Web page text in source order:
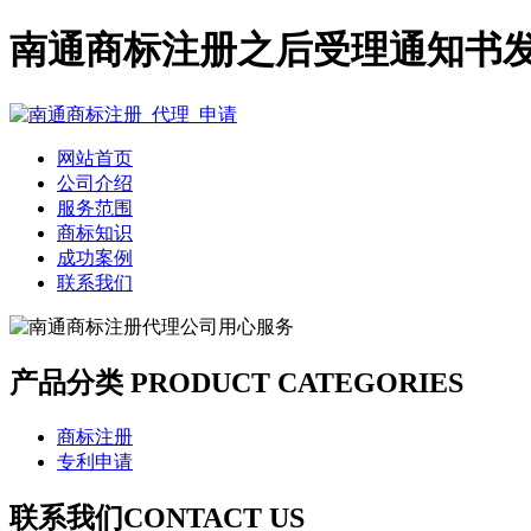
南通商标注册之后受理通知书
网站首页
公司介绍
服务范围
商标知识
成功案例
联系我们
产品分类 PRODUCT CATEGORIES
商标注册
专利申请
联系我们CONTACT US